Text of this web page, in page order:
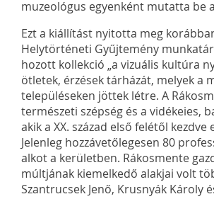
muzeológus egyenként mutatta be
Ezt a kiállítást nyitotta meg
Helytörténeti Gyűjtemény
hozott kollekció „a vizuális kultúra
ötletek, érzések tárházát, melyek a
településeken jöttek létre. A
természeti szépség és a vidékeies,
akik a XX. század első felétől
Jelenleg hozzávetőlegesen 80
alkot a kerületben. Rákosmente
múltjának kiemelkedő alakjai volt
Szantrucsek Jenő, Krusnyák Károly